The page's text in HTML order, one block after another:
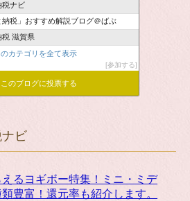
税ナビ
納税」おすすめ解説ブログ＠ばぶ
税 滋賀県
のカテゴリを全て表示
参加する
このブログに投票する
ビ
るヨギボー特集！ミニ・ミデ
豊富！還元率も紹介します。